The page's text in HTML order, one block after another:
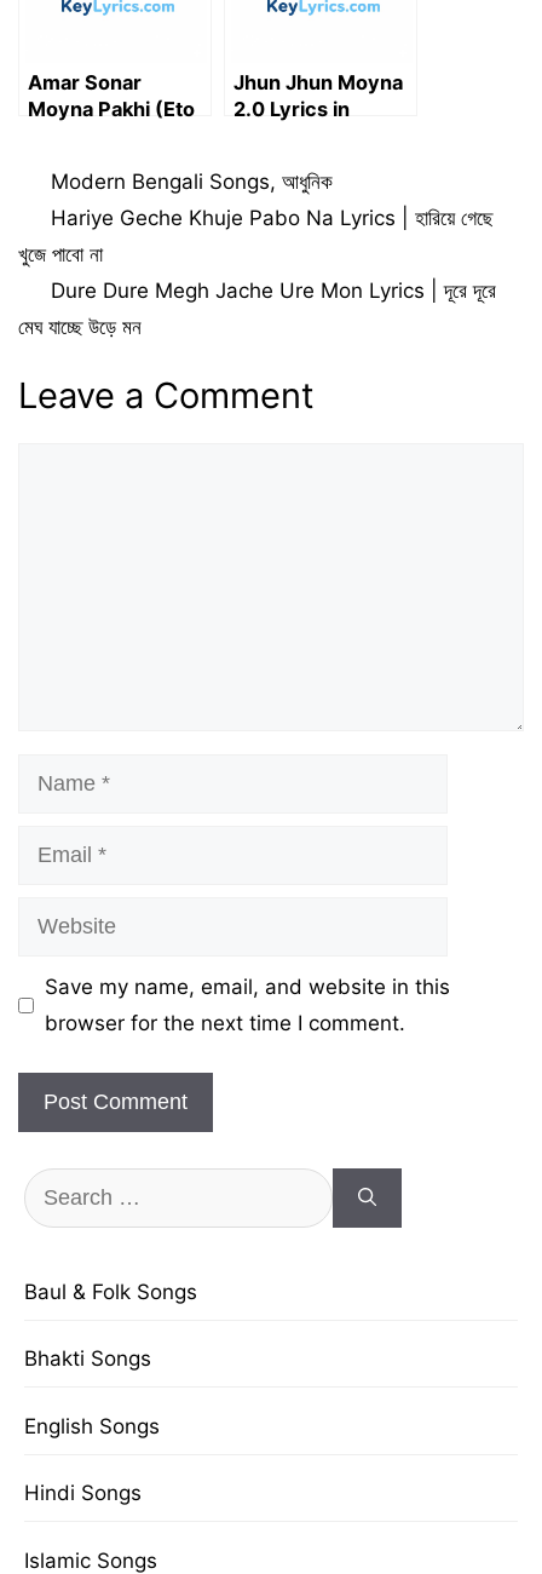
Amar Sonar
Moyna Pakhi (Eto
সোনার ময়না পাখি (এতবছর
পরে আইয়া)
Jhun Jhun Moyna
2.0 Lyrics in
Categories
Modern Bengali Songs,আধুনিক
Hariye Geche Khuje Pabo Na Lyrics | হারিয়ে গেছে
খুজে পাবো না
Dure Dure Megh Jache Ure Mon Lyrics | দূরে দূরে
মেঘ যাচ্ছে উড়ে মন
Leave a Comment
Name
Email
Website
Save my name, email, and website in this
browser for the next time I comment.
Search
for:
Baul & Folk Songs
Bhakti Songs
English Songs
Hindi Songs
Islamic Songs